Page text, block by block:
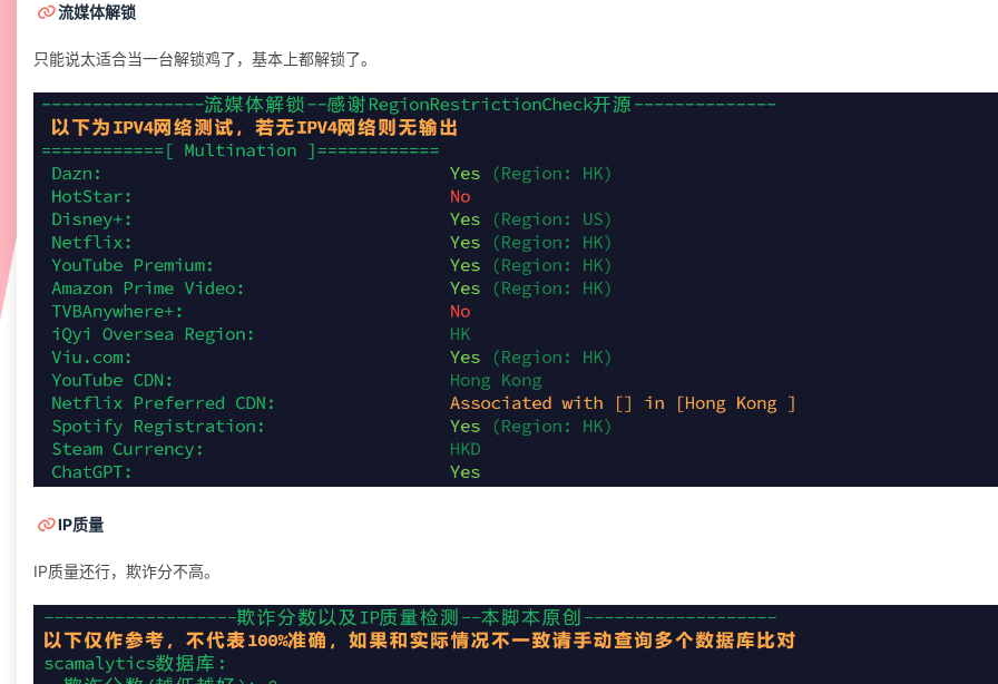
流媒体解锁
只能说太适合当一台解锁鸡了，基本上都解锁了。
IP质量
IP质量还行，欺诈分不高。